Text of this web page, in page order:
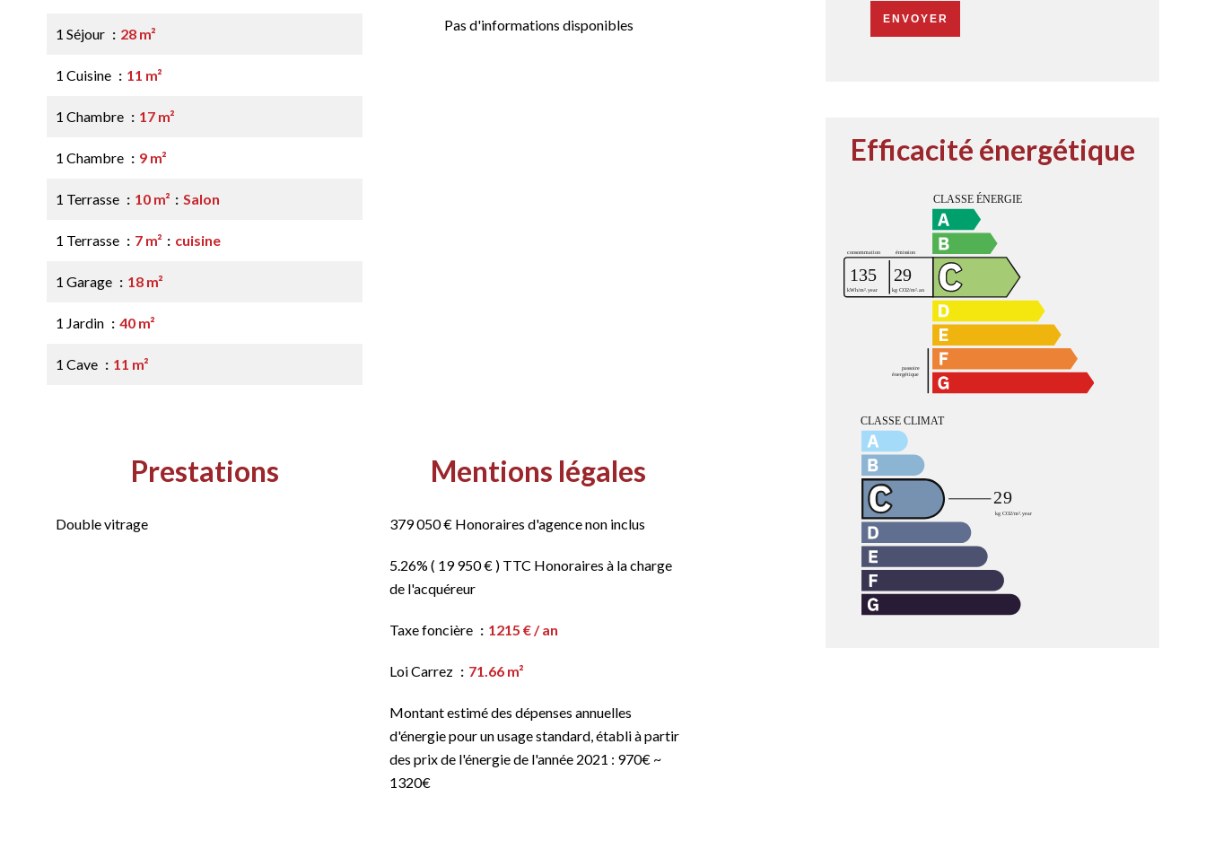
1 Séjour 28 m²
1 Cuisine 11 m²
1 Chambre 17 m²
1 Chambre 9 m²
1 Terrasse 10 m² Salon
1 Terrasse 7 m² cuisine
1 Garage 18 m²
1 Jardin 40 m²
1 Cave 11 m²
Pas d'informations disponibles
Prestations
Double vitrage
Mentions légales
379 050 € Honoraires d'agence non inclus
5.26% ( 19 950 € ) TTC Honoraires à la charge
de l'acquéreur
Taxe foncière 1215 € / an
Loi Carrez 71.66 m²
Montant estimé des dépenses annuelles
d'énergie pour un usage standard, établi à partir
des prix de l'énergie de l'année 2021 : 970€ ~
1320€
ENVOYER
Efficacité énergétique